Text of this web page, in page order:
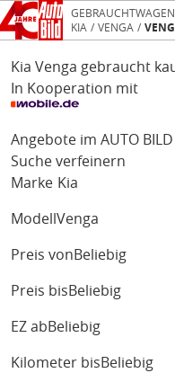
KIA
VENGA
Kia Venga gebraucht
In Kooperation mit
Angebote im AUTO
Suche verfeinern
Marke Kia
Modell Venga
Preis von Beliebig
Preis bis Beliebig
EZ ab Beliebig
Kilometer bis Beliebig